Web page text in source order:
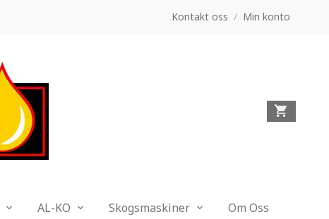
Kontakt oss / Min konto
AL-KO Skogsmaskiner Om Oss